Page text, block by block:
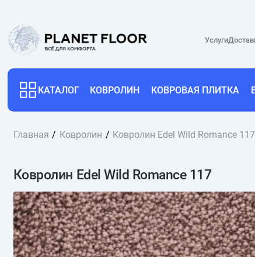
Услуги
КАТАЛОГ КОВРОЛИН КОВРОВАЯ ПЛИТКА
Главная Ковролин Ковролин Edel Wild Romance 117
Ковролин Edel Wild Romance 117